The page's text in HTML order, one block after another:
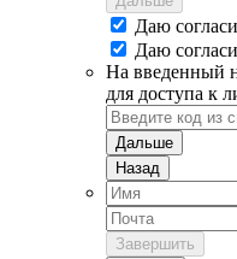
Даю
Даю
На введенный
для доступа к
Дальше
Назад
Завершить